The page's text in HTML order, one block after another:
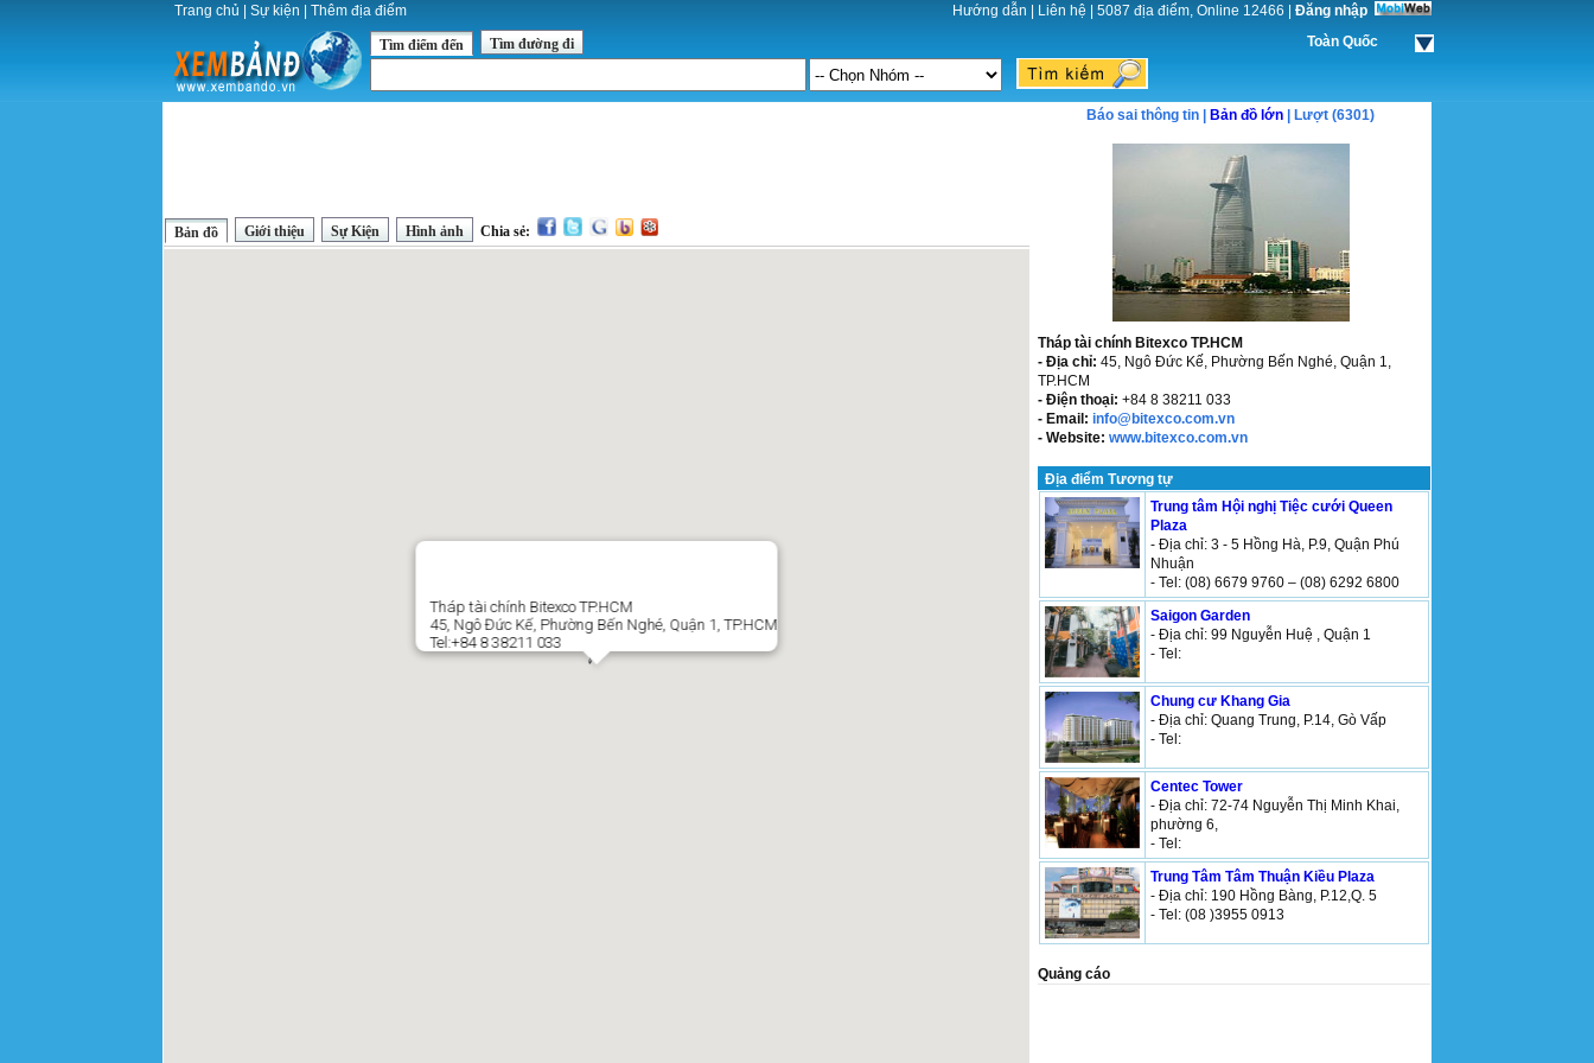
Trang chủ Sự kiện Thêm địa điểm Hướng dẫn Liên hệ 5087 địa điểm, Online 12466
Đăng nhập
Toàn Quốc
Tìm điểm đến Tìm đường đi
Bản đồ Giới thiệu Sự Kiện Hình ảnh Chia sẻ:
Tháp tài chính Bitexco TP.HCM
45, Ngô Đức Kế, Phường Bến Nghé, Quận 1, TP.HCM
Tel:+84 8 38211 033
Báo sai thông tin | Bản đồ lớn | Lượt (6301)
Tháp tài chính Bitexco TP.HCM
- Địa chỉ: 45, Ngô Đức Kế, Phường Bến Nghé, Quận 1,
TP.HCM
- Điện thoại: +84 8 38211 033
- Email: info@bitexco.com.vn
- Website: www.bitexco.com.vn
Địa điểm Tương tự
Trung tâm Hội nghị Tiệc cưới Queen
Plaza
- Địa chỉ: 3 - 5 Hồng Hà, P.9, Quận Phú
Nhuận
- Tel: (08) 6679 9760 – (08) 6292 6800
Saigon Garden
- Địa chỉ: 99 Nguyễn Huệ , Quận 1
- Tel:
Chung cư Khang Gia
- Địa chỉ: Quang Trung, P.14, Gò Vấp
- Tel:
Centec Tower
- Địa chỉ: 72-74 Nguyễn Thị Minh Khai,
phường 6,
- Tel:
Trung Tâm Tâm Thuận Kiều Plaza
- Địa chỉ: 190 Hồng Bàng, P.12,Q. 5
- Tel: (08 )3955 0913
Quảng cáo